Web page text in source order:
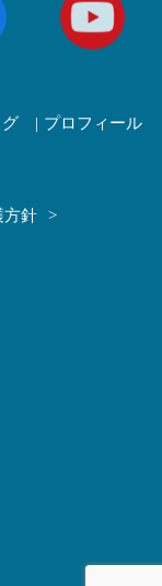
プロフィール
方針